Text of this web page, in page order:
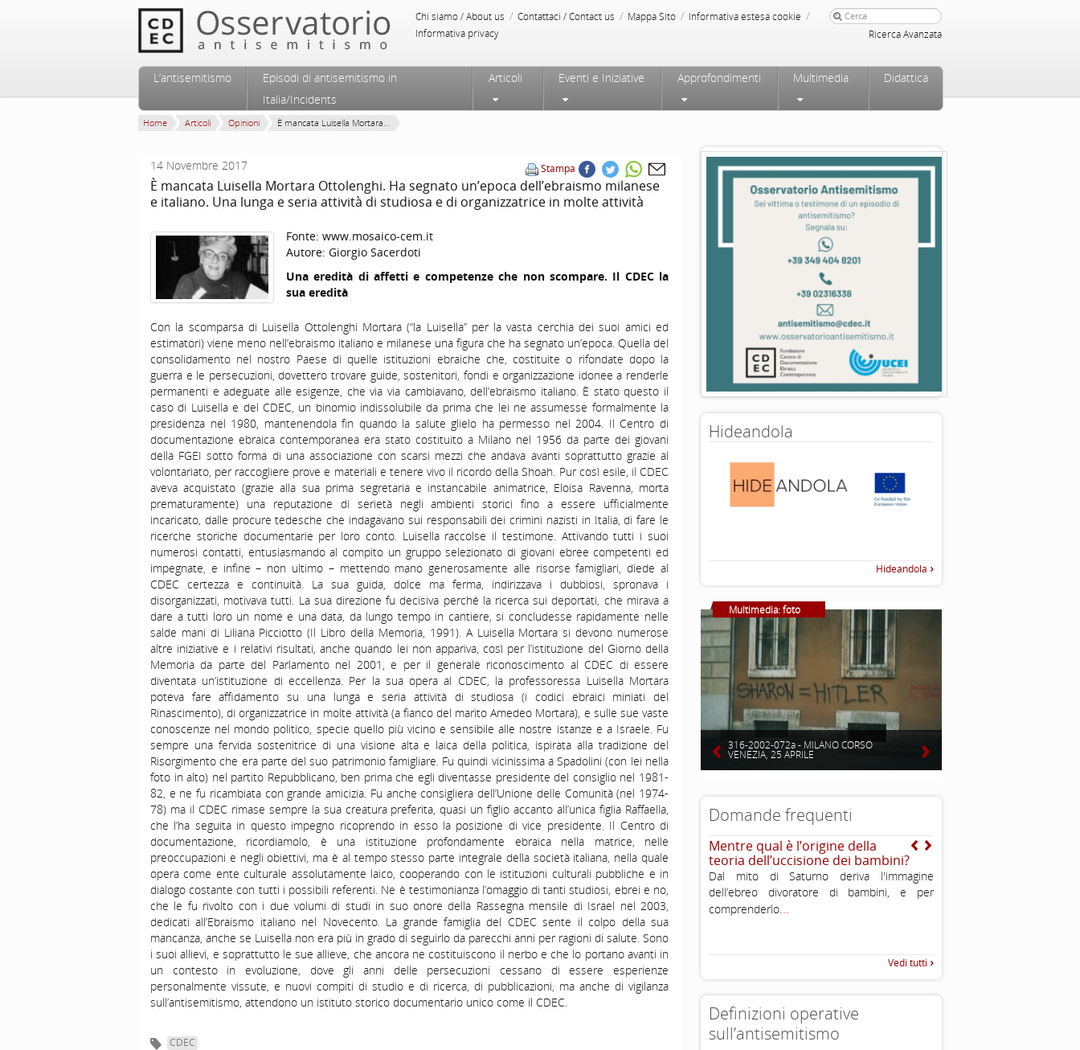
Chi siamo / About us / Contattaci / Contact us / Mappa Sito / Informativa estesa cookie /
Informativa privacy Ricerca Avanzata
Menu principale
Vai al contenuto principale
Vai al contenuto secondario
L’antisemitismo
Episodi di antisemitismo in
Italia/Incidents
Articoli Eventi e Iniziative Approfondimenti Multimedia Didattica
Home Articoli Opinioni È mancata Luisella Mortara...
Stampa
14 Novembre 2017
È mancata Luisella Mortara Ottolenghi. Ha segnato un’epoca dell’ebraismo milanese
e italiano. Una lunga e seria attività di studiosa e di organizzatrice in molte attività
Fonte: www.mosaico-cem.it
Autore: Giorgio Sacerdoti
Una eredità di affetti e competenze che non scompare. Il CDEC la
sua eredità
Con la scomparsa di Luisella Ottolenghi Mortara (“la Luisella” per la vasta cerchia dei suoi amici ed
estimatori) viene meno nell’ebraismo italiano e milanese una figura che ha segnato un’epoca. Quella del
consolidamento nel nostro Paese di quelle istituzioni ebraiche che, costituite o rifondate dopo la
guerra e le persecuzioni, dovettero trovare guide, sostenitori, fondi e organizzazione idonee a renderle
permanenti e adeguate alle esigenze, che via via cambiavano, dell’ebraismo italiano. È stato questo il
caso di Luisella e del CDEC, un binomio indissolubile da prima che lei ne assumesse formalmente la
presidenza nel 1980, mantenendola fin quando la salute glielo ha permesso nel 2004. Il Centro di
documentazione ebraica contemporanea era stato costituito a Milano nel 1956 da parte dei giovani
della FGEI sotto forma di una associazione con scarsi mezzi che andava avanti soprattutto grazie al
volontariato, per raccogliere prove e materiali e tenere vivo il ricordo della Shoah. Pur così esile, il CDEC
aveva acquistato (grazie alla sua prima segretaria e instancabile animatrice, Eloisa Ravenna, morta
prematuramente) una reputazione di serietà negli ambienti storici fino a essere ufficialmente
incaricato, dalle procure tedesche che indagavano sui responsabili dei crimini nazisti in Italia, di fare le
ricerche storiche documentarie per loro conto. Luisella raccolse il testimone. Attivando tutti i suoi
numerosi contatti, entusiasmando al compito un gruppo selezionato di giovani ebree competenti ed
impegnate, e infine – non ultimo – mettendo mano generosamente alle risorse famigliari, diede al
CDEC certezza e continuità. La sua guida, dolce ma ferma, indirizzava i dubbiosi, spronava i
disorganizzati, motivava tutti. La sua direzione fu decisiva perché la ricerca sui deportati, che mirava a
dare a tutti loro un nome e una data, da lungo tempo in cantiere, si concludesse rapidamente nelle
salde mani di Liliana Picciotto (Il Libro della Memoria, 1991). A Luisella Mortara si devono numerose
altre iniziative e i relativi risultati, anche quando lei non appariva, così per l’istituzione del Giorno della
Memoria da parte del Parlamento nel 2001, e per il generale riconoscimento al CDEC di essere
diventata un’istituzione di eccellenza. Per la sua opera al CDEC, la professoressa Luisella Mortara
poteva fare affidamento su una lunga e seria attività di studiosa (i codici ebraici miniati del
Rinascimento), di organizzatrice in molte attività (a fianco del marito Amedeo Mortara), e sulle sue vaste
conoscenze nel mondo politico, specie quello più vicino e sensibile alle nostre istanze e a Israele. Fu
sempre una fervida sostenitrice di una visione alta e laica della politica, ispirata alla tradizione del
Risorgimento che era parte del suo patrimonio famigliare. Fu quindi vicinissima a Spadolini (con lei nella
foto in alto) nel partito Repubblicano, ben prima che egli diventasse presidente del consiglio nel 1981-
82, e ne fu ricambiata con grande amicizia. Fu anche consigliera dell’Unione delle Comunità (nel 1974-
78) ma il CDEC rimase sempre la sua creatura preferita, quasi un figlio accanto all’unica figlia Raffaella,
che l’ha seguita in questo impegno ricoprendo in esso la posizione di vice presidente. Il Centro di
documentazione, ricordiamolo, è una istituzione profondamente ebraica nella matrice, nelle
preoccupazioni e negli obiettivi, ma è al tempo stesso parte integrale della società italiana, nella quale
opera come ente culturale assolutamente laico, cooperando con le istituzioni culturali pubbliche e in
dialogo costante con tutti i possibili referenti. Ne è testimonianza l’omaggio di tanti studiosi, ebrei e no,
che le fu rivolto con i due volumi di studi in suo onore della Rassegna mensile di Israel nel 2003,
dedicati all’Ebraismo italiano nel Novecento. La grande famiglia del CDEC sente il colpo della sua
mancanza, anche se Luisella non era più in grado di seguirlo da parecchi anni per ragioni di salute. Sono
i suoi allievi, e soprattutto le sue allieve, che ancora ne costituiscono il nerbo e che lo portano avanti in
un contesto in evoluzione, dove gli anni delle persecuzioni cessano di essere esperienze
personalmente vissute, e nuovi compiti di studio e di ricerca, di pubblicazioni, ma anche di vigilanza
sull’antisemitismo, attendono un istituto storico documentario unico come il CDEC.
CDEC
Hideandola
Hideandola
Multimedia: foto
316-2002-072a - MILANO CORSO
VENEZIA, 25 APRILE
Domande frequenti
Mentre qual è l’origine della
teoria dell’uccisione dei bambini?
Dal mito di Saturno deriva l'immagine
dell’ebreo divoratore di bambini, e per
comprenderlo...
Vedi tutti
Definizioni operative
sull’antisemitismo